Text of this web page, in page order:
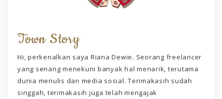
Town Story
Hi, perkenalkan saya Riana Dewie. Seorang freelancer
yang senang menekuni banyak hal menarik, terutama
dunia menulis dan media sosial. Terimakasih sudah
singgah, terimakasih juga telah mengajak